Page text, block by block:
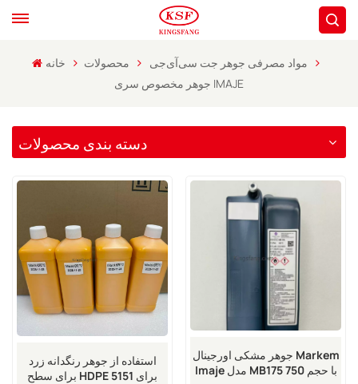
خانه محصولات
مواد مصرفی جوهر جت سی‌آی‌جی
جوهر مخصوص سری IMAJE
دسته بندی محصولات
استفاده از جوهر رنگدانه زرد
برای سطح HDPE 5151 برای
جوهر مشکی اورجینال Markem
Imaje مدل MB175 با حجم 750